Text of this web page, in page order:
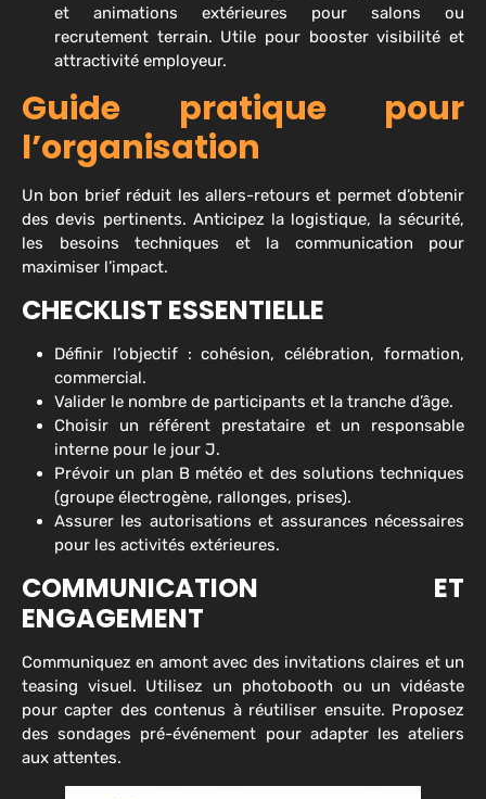
et animations extérieures pour salons ou
recrutement terrain. Utile pour booster visibilité et
attractivité employeur.
Guide pratique pour
l’organisation
Un bon brief réduit les allers-retours et permet d’obtenir
des devis pertinents. Anticipez la logistique, la sécurité,
les besoins techniques et la communication pour
maximiser l’impact.
CHECKLIST ESSENTIELLE
Définir l’objectif : cohésion, célébration, formation,
commercial.
Valider le nombre de participants et la tranche d’âge.
Choisir un référent prestataire et un responsable
interne pour le jour J.
Prévoir un plan B météo et des solutions techniques
(groupe électrogène, rallonges, prises).
Assurer les autorisations et assurances nécessaires
pour les activités extérieures.
COMMUNICATION ET
ENGAGEMENT
Communiquez en amont avec des invitations claires et un
teasing visuel. Utilisez un photobooth ou un vidéaste
pour capter des contenus à réutiliser ensuite. Proposez
des sondages pré-événement pour adapter les ateliers
aux attentes.